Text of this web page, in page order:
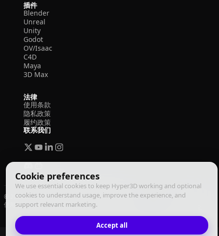
Cookie preferences
We use essential cookies to keep Hyper3D working and optional
cookies to understand usage, improve the experience, and
support relevant marketing.
Accept all
插件
Blender
Unreal
Unity
Godot
OV/Isaac
C4D
Maya
3D Max
法律
使用条款
隐私政策
履约政策
联系我们
© 2026 Deemos Corporation. 保留所有权利
使用条款隐私政策履约政策